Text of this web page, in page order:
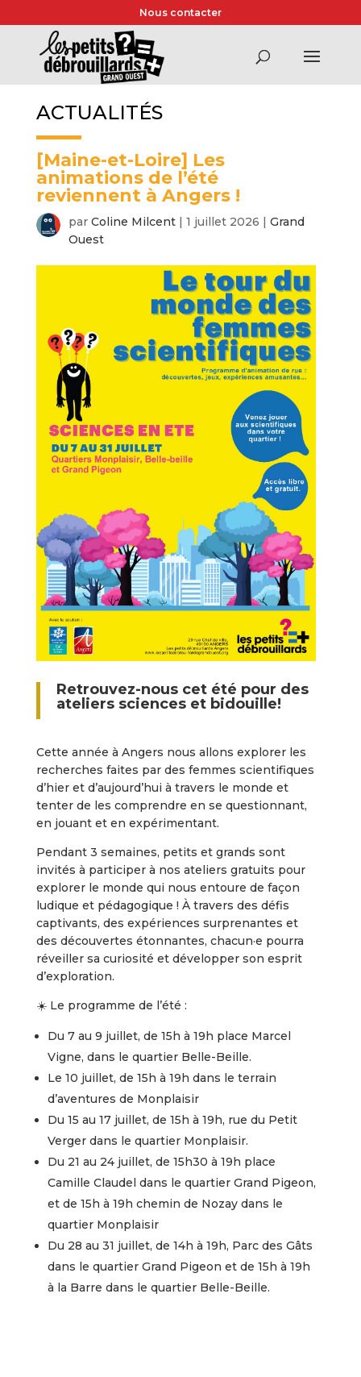
Nous contacter
ACTUALITÉS
[Maine-et-Loire] Les
animations de l’été
reviennent à Angers !
par Coline Milcent| 1 juillet 2026 | Grand
Ouest
Retrouvez-nous cet été pour des
ateliers sciences et bidouille!
Cette année à Angers nous allons explorer les
recherches faites par des femmes scientifiques
d’hier et d’aujourd’hui à travers le monde et
tenter de les comprendre en se questionnant,
en jouant et en expérimentant.
Pendant 3 semaines, petits et grands sont
invités à participer à nos ateliers gratuits pour
explorer le monde qui nous entoure de façon
ludique et pédagogique ! À travers des défis
captivants, des expériences surprenantes et
des découvertes étonnantes, chacun·e pourra
réveiller sa curiosité et développer son esprit
d’exploration.
☀️ Le programme de l’été :
Du 7 au 9 juillet, de 15h à 19h place Marcel
Vigne, dans le quartier Belle-Beille.
Le 10 juillet, de 15h à 19h dans le terrain
d’aventures de Monplaisir
Du 15 au 17 juillet, de 15h à 19h, rue du Petit
Verger dans le quartier Monplaisir.
Du 21 au 24 juillet, de 15h30 à 19h place
Camille Claudel dans le quartier Grand Pigeon,
et de 15h à 19h chemin de Nozay dans le
quartier Monplaisir
Du 28 au 31 juillet, de 14h à 19h, Parc des Gâts
dans le quartier Grand Pigeon et de 15h à 19h
à la Barre dans le quartier Belle-Beille.